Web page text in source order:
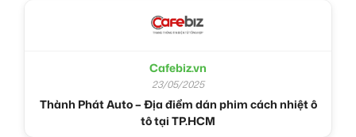
Cafebiz.vn
23/05/2025
Thành Phát Auto – Địa điểm dán phim cách nhiệt ô
tô tại TP.HCM